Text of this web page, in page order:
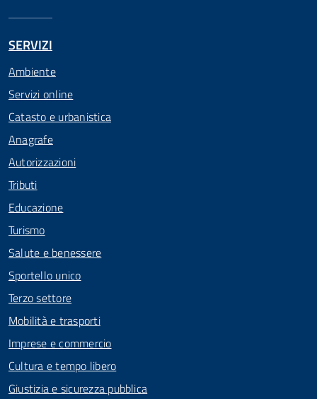
SERVIZI
Ambiente
Servizi online
Catasto e urbanistica
Anagrafe
Autorizzazioni
Tributi
Educazione
Turismo
Salute e benessere
Sportello unico
Terzo settore
Mobilità e trasporti
Imprese e commercio
Cultura e tempo libero
Giustizia e sicurezza pubblica